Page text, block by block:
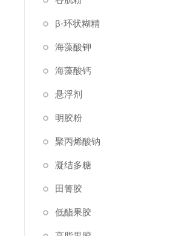
β-环状糊精
海藻酸钾
海藻酸钙
悬浮剂
明胶粉
聚丙烯酸钠
凝结多糖
田箐胶
低酯果胶